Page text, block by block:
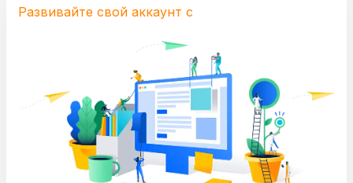
Развивайте свой аккаунт с